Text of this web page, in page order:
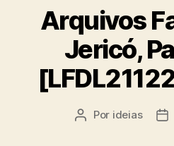
Arquivos
Jericó,
Autor
Por ideias